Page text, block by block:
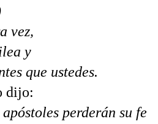
vez,
y
que ustedes.
dijo:
perderán su fe